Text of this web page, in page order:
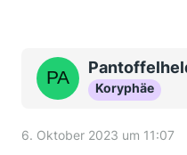
Koryphäe
6. Oktober 2023 um 11:07